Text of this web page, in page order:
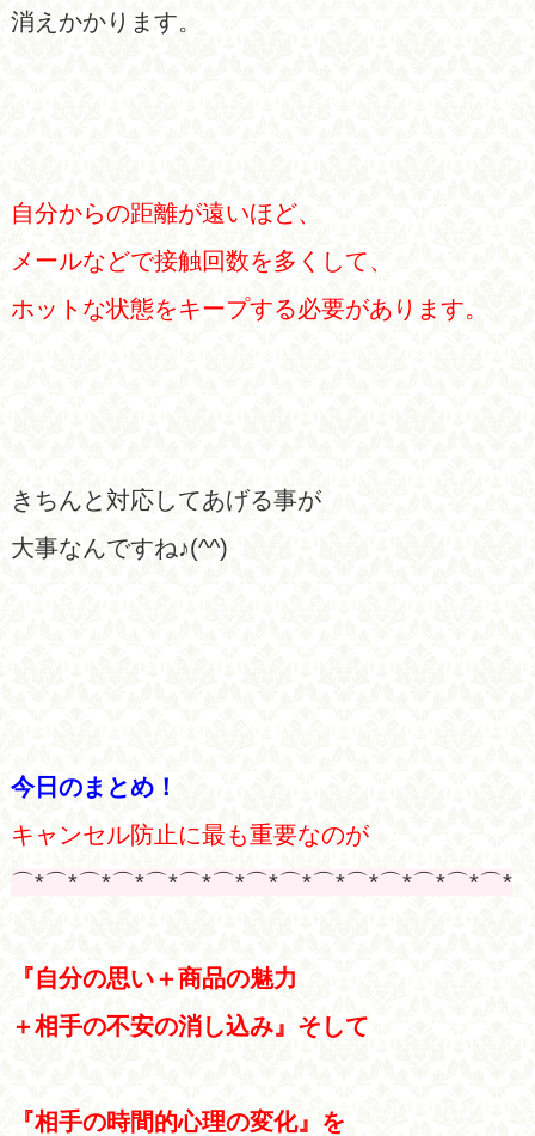
消えかかります。
自分からの距離が遠いほど、
メールなどで接触回数を多くして、
ホットな状態をキープする必要があります。
きちんと対応してあげる事が
大事なんですね♪(^^)
今日のまとめ！
キャンセル防止に最も重要なのが
⌒*⌒*⌒*⌒*⌒*⌒*⌒*⌒*⌒*⌒*⌒*⌒*⌒*⌒*⌒*
『自分の思い＋商品の魅力
＋相手の不安の消し込み』そして
『相手の時間的心理の変化』を